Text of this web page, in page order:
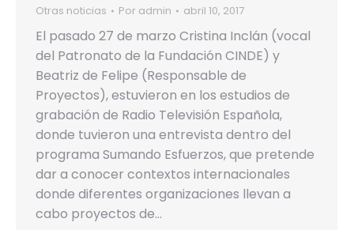
Otras noticias Por admin abril 10, 2017
El pasado 27 de marzo Cristina Inclán (vocal
del Patronato de la Fundación CINDE) y
Beatriz de Felipe (Responsable de
Proyectos), estuvieron en los estudios de
grabación de Radio Televisión Española,
donde tuvieron una entrevista dentro del
programa Sumando Esfuerzos, que pretende
dar a conocer contextos internacionales
donde diferentes organizaciones llevan a
cabo proyectos de…